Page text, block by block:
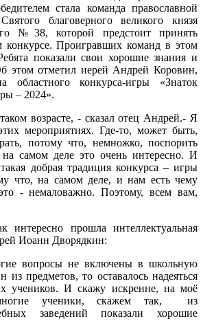
стала команда православной
благоверного великого князя
№38, которой предстоит принять
конкурсе. Проигравших команд в этом
показали свои хорошие знания и
этом отметил иерей Андрей Коровин,
областного конкурса-игры «Знаток
– 2024».
возрасте, - сказал отец Андрей.- Я
мероприятиях. Где-то, может быть,
потому что, немножко, поспорить
на самом деле это очень интересно. И
добрая традиция конкурса – игры
что, на самом деле, и нам есть чему
- немаловажно. Поэтому, всем вам,
интересно прошла интеллектуальная
Иоанн Дворядкин:
вопросы не включены в школьную
из предметов, то оставалось надеяться
учеников. И скажу искренне, на моё
ученики, скажем так, из
заведений показали хорошие